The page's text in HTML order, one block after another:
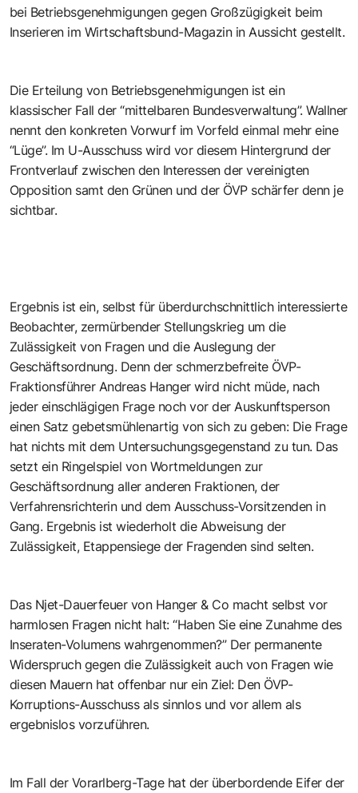
bei Betriebsgenehmigungen gegen Großzügigkeit beim
Inserieren im Wirtschaftsbund-Magazin in Aussicht gestellt.
Die Erteilung von Betriebsgenehmigungen ist ein
klassischer Fall der “mittelbaren Bundesverwaltung”. Wallner
nennt den konkreten Vorwurf im Vorfeld einmal mehr eine
“Lüge”. Im U-Ausschuss wird vor diesem Hintergrund der
Frontverlauf zwischen den Interessen der vereinigten
Opposition samt den Grünen und der ÖVP schärfer denn je
sichtbar.
Ergebnis ist ein, selbst für überdurchschnittlich interessierte
Beobachter, zermürbender Stellungskrieg um die
Zulässigkeit von Fragen und die Auslegung der
Geschäftsordnung. Denn der schmerzbefreite ÖVP-
Fraktionsführer Andreas Hanger wird nicht müde, nach
jeder einschlägigen Frage noch vor der Auskunftsperson
einen Satz gebetsmühlenartig von sich zu geben: Die Frage
hat nichts mit dem Untersuchungsgegenstand zu tun. Das
setzt ein Ringelspiel von Wortmeldungen zur
Geschäftsordnung aller anderen Fraktionen, der
Verfahrensrichterin und dem Ausschuss-Vorsitzenden in
Gang. Ergebnis ist wiederholt die Abweisung der
Zulässigkeit, Etappensiege der Fragenden sind selten.
Das Njet-Dauerfeuer von Hanger & Co macht selbst vor
harmlosen Fragen nicht halt: “Haben Sie eine Zunahme des
Inseraten-Volumens wahrgenommen?” Der permanente
Widerspruch gegen die Zulässigkeit auch von Fragen wie
diesen Mauern hat offenbar nur ein Ziel: Den ÖVP-
Korruptions-Ausschuss als sinnlos und vor allem als
ergebnislos vorzuführen.
Im Fall der Vorarlberg-Tage hat der überbordende Eifer der